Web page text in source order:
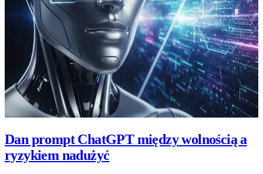
Dan prompt ChatGPT między wolnością a
ryzykiem nadużyć